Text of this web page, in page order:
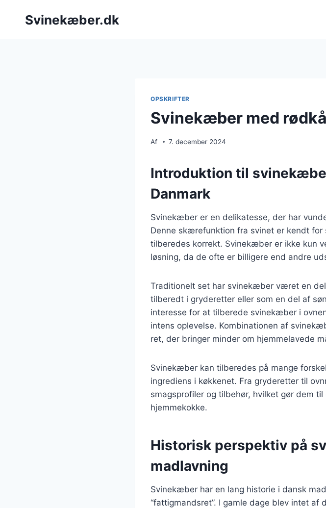
Svinekæber.dk
OPSKRIFTER
Svinekæber med
Af 7. december 2024
Introduktion til
Danmark
Svinekæber er en delikatesse, der har
Denne skærefunktion fra svinet er kendt
tilberedes korrekt. Svinekæber er ikke kun
løsning, da de ofte er billigere end andre
Traditionelt set har svinekæber været en
tilberedt i gryderetter eller som en del af
interesse for at tilberede svinekæber i
intens oplevelse. Kombinationen af
ret, der bringer minder om hjemmelavede
Svinekæber kan tilberedes på mange
ingrediens i køkkenet. Fra gryderetter til
smagsprofiler og tilbehør, hvilket gør dem
hjemmekokke.
Historisk perspektiv på
madlavning
Svinekæber har en lang historie i dansk
“fattigmandsret”. I gamle dage blev intet